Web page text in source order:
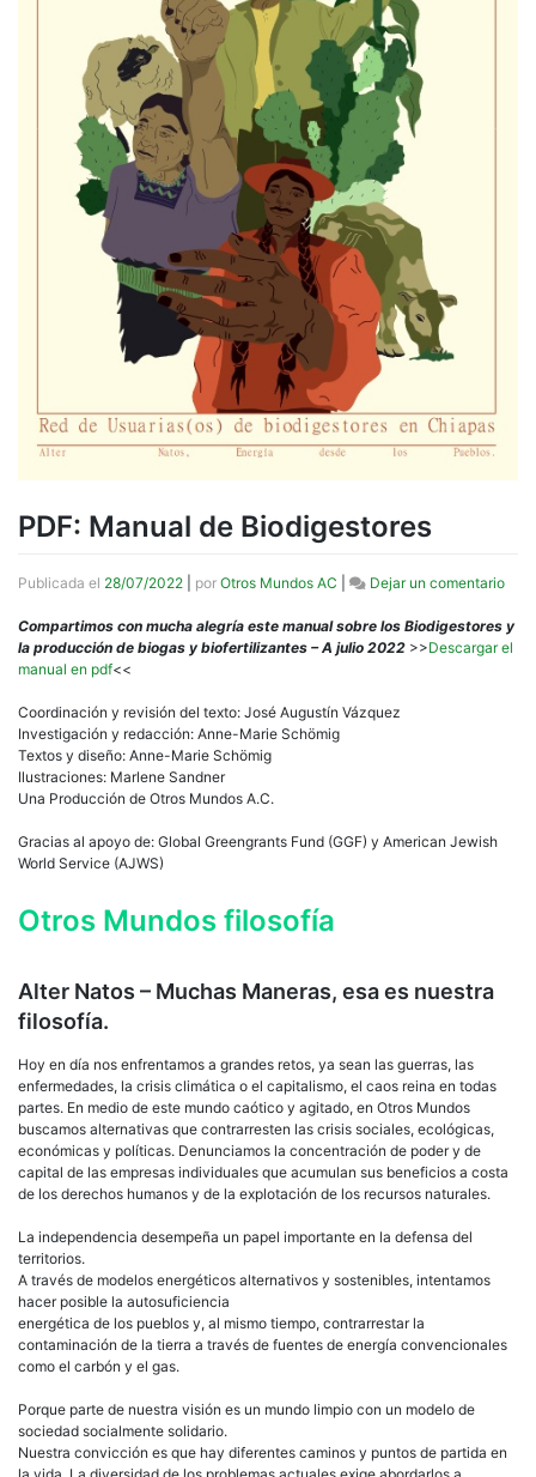
PDF: Manual de Biodigestores
Publicada el 28/07/2022 por Otros Mundos AC Dejar un comentarioen
de
Compartimos con mucha alegría este manual sobre los Biodigestores y
la producción de biogas y biofertilizantes – A julio 2022 >>Descargar el
manual en pdf<<
Coordinación y revisión del texto: José Augustín Vázquez
Investigación y redacción: Anne-Marie Schömig
Textos y diseño: Anne-Marie Schömig
Ilustraciones: Marlene Sandner
Una Producción de Otros Mundos A.C.
Gracias al apoyo de: Global Greengrants Fund (GGF) y American Jewish
World Service (AJWS)
Otros Mundos filosofía
Alter Natos – Muchas Maneras, esa es nuestra
filosofía.
Hoy en día nos enfrentamos a grandes retos, ya sean las guerras, las
enfermedades, la crisis climática o el capitalismo, el caos reina en todas
partes. En medio de este mundo caótico y agitado, en Otros Mundos
buscamos alternativas que contrarresten las crisis sociales, ecológicas,
económicas y políticas. Denunciamos la concentración de poder y de
capital de las empresas individuales que acumulan sus beneficios a costa
de los derechos humanos y de la explotación de los recursos naturales.
La independencia desempeña un papel importante en la defensa del
territorios.
A través de modelos energéticos alternativos y sostenibles, intentamos
hacer posible la autosuficiencia
energética de los pueblos y, al mismo tiempo, contrarrestar la
contaminación de la tierra a través de fuentes de energía convencionales
como el carbón y el gas.
Porque parte de nuestra visión es un mundo limpio con un modelo de
sociedad socialmente solidario.
Nuestra convicción es que hay diferentes caminos y puntos de partida en